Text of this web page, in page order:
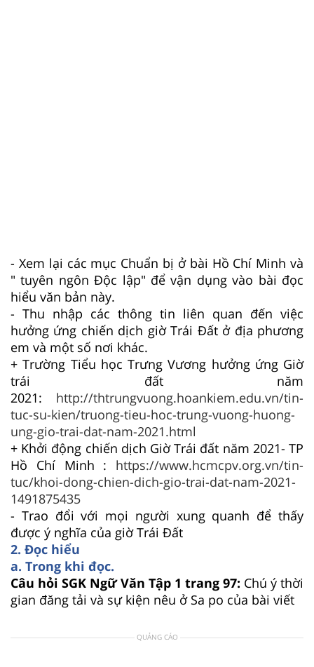
- Xem lại các mục Chuẩn bị ở bài Hồ Chí Minh và
" tuyên ngôn Độc lập" để vận dụng vào bài đọc
hiểu văn bản này.
- Thu nhập các thông tin liên quan đến việc
hưởng ứng chiến dịch giờ Trái Đất ở địa phương
em và một số nơi khác.
+ Trường Tiểu học Trưng Vương hưởng ứng Giờ
trái đất năm
2021: http://thtrungvuong.hoankiem.edu.vn/tin-
tuc-su-kien/truong-tieu-hoc-trung-vuong-huong-
ung-gio-trai-dat-nam-2021.html
+ Khởi động chiến dịch Giờ Trái đất năm 2021- TP
Hồ Chí Minh : https://www.hcmcpv.org.vn/tin-
tuc/khoi-dong-chien-dich-gio-trai-dat-nam-2021-
1491875435
- Trao đổi với mọi người xung quanh để thấy
được ý nghĩa của giờ Trái Đất
2. Đọc hiểu
a. Trong khi đọc.
Câu hỏi SGK Ngữ Văn Tập 1 trang 97: Chú ý thời
gian đăng tải và sự kiện nêu ở Sa po của bài viết
QUẢNG CÁO